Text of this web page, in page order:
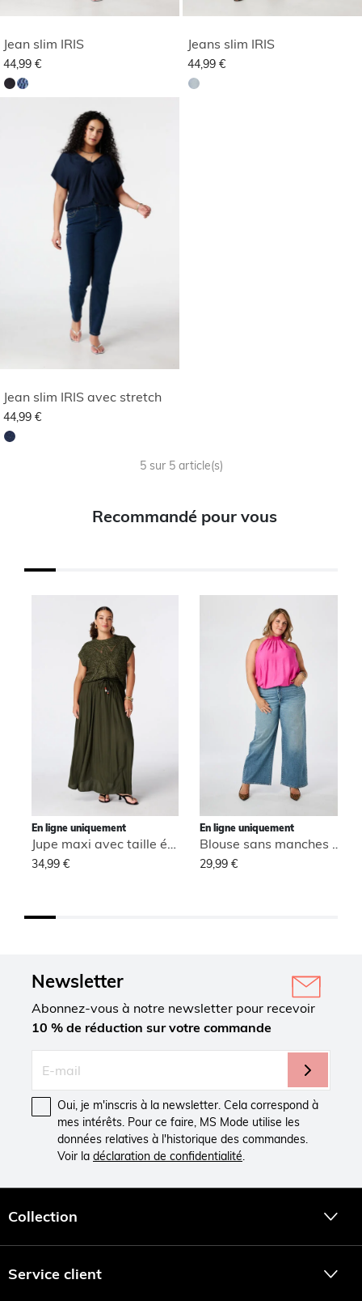
Jean slim IRIS
44,99 €
Jeans slim IRIS
44,99 €
Jean slim IRIS avec stretch
44,99 €
5 sur 5 article(s)
Recommandé pour vous
En ligne uniquement
34,99 €
En ligne uniquement
29,99 €
Newsletter
Abonnez-vous à notre newsletter pour recevoir
10 % de réduction sur votre commande
Oui, je m'inscris à la newsletter. Cela correspond à
mes intérêts. Pour ce faire, MS Mode utilise les
données relatives à l'historique des commandes.
Voir la déclaration de confidentialité.
Collection
Service client